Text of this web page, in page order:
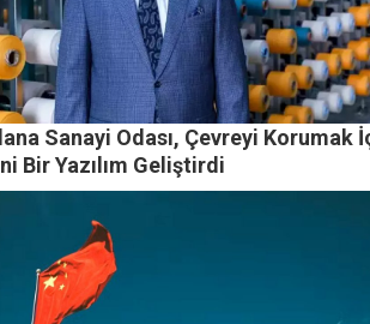
Sanayi Odası, Çevreyi Korumak
Bir Yazılım Geliştirdi